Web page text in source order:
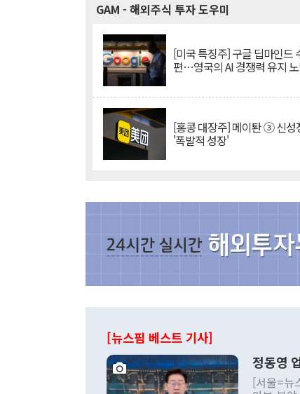
GAM - 해외주식 투자 도우미
[미국 특징주] 구글 딥마인드
편…영국의 AI 경쟁력 유지
[홍콩 대장주] 메이퇀 ③ 신성
'폭발적 성장'
[뉴스핌 베스트 기사]
정동영
[서울=뉴